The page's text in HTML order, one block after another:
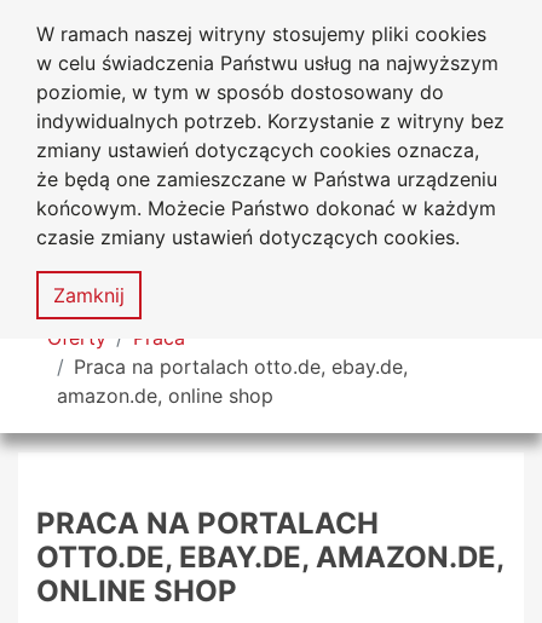
W ramach naszej witryny stosujemy pliki cookies
w celu świadczenia Państwu usług na najwyższym
poziomie, w tym w sposób dostosowany do
indywidualnych potrzeb. Korzystanie z witryny bez
zmiany ustawień dotyczących cookies oznacza,
że będą one zamieszczane w Państwa urządzeniu
końcowym. Możecie Państwo dokonać w każdym
czasie zmiany ustawień dotyczących cookies.
Zamknij
Przejdź do głównego menu
Przejdź do treści
Przejdź do wyszukiwarki
Przejdź do mapy serwisu
Uniwersytet
Jana Długosza w Częstochowie
Biuro Karier
Deklaracja
dostępności
Mapa
serwisu
MENU
Tutaj jesteś
Oferty
Praca
Praca na portalach otto.de, ebay.de,
amazon.de, online shop
PRACA NA PORTALACH
OTTO.DE, EBAY.DE, AMAZON.DE,
ONLINE SHOP